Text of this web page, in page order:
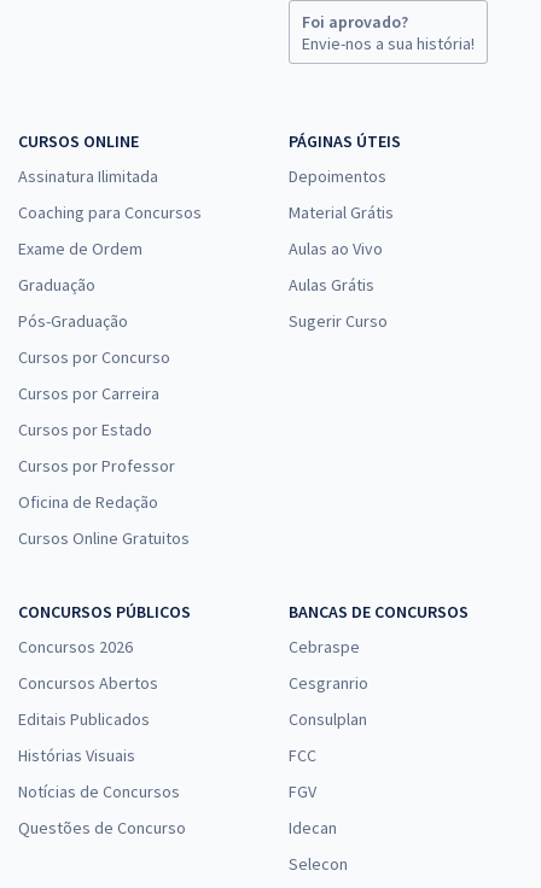
Foi aprovado?
Envie-nos a sua história!
CURSOS ONLINE
Assinatura Ilimitada
Coaching para Concursos
Exame de Ordem
Graduação
Pós-Graduação
Cursos por Concurso
Cursos por Carreira
Cursos por Estado
Cursos por Professor
Oficina de Redação
Cursos Online Gratuitos
PÁGINAS ÚTEIS
Depoimentos
Material Grátis
Aulas ao Vivo
Aulas Grátis
Sugerir Curso
CONCURSOS PÚBLICOS
Concursos 2026
Concursos Abertos
Editais Publicados
Histórias Visuais
Notícias de Concursos
Questões de Concurso
BANCAS DE CONCURSOS
Cebraspe
Cesgranrio
Consulplan
FCC
FGV
Idecan
Selecon